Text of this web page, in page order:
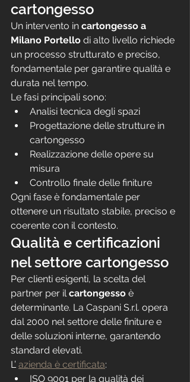
cartongesso
Un intervento in cartongesso a
Milano Portello di alto livello richiede
un processo strutturato e preciso,
fondamentale per garantire qualità e
durata nel tempo.
Le fasi principali sono:
Analisi tecnica degli spazi
Progettazione delle strutture in
cartongesso
Realizzazione delle opere su
misura
Controllo finale delle finiture
Ogni fase è fondamentale per
ottenere un risultato stabile, preciso e
coerente con il contesto.
Qualità e certificazioni
nel settore cartongesso
Per clienti esigenti, la scelta del
partner per il cartongesso è
determinante. La Caspani S.r.l. opera
dal 2000 nel settore delle finiture e
delle soluzioni interne, garantendo
standard elevati.
L’ azienda è certificata:
ISO 9001 per la qualità dei